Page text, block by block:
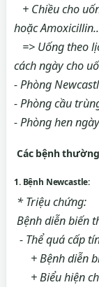
+ Chiều cho
hoặc
=> Uống theo
cách ngày cho
- Phòng
- Phòng cầu
- Phòng hen
Các bệnh
1. Bệnh Newcastle:
* Triệu chứng:
Bệnh diễn biến
- Thể quá cấp
+ Bệnh diễn
+ Biểu hiện